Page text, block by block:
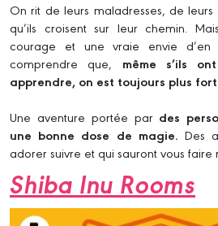
On rit de leurs maladresses, de leurs
qu’ils croisent sur leur chemin.
courage et une vraie envie d’en
comprendre que, même s’ils
apprendre, on est toujours plus
Une aventure portée par des
une bonne dose de magie. Des
adorer suivre et qui sauront vous faire
Shiba Inu Rooms